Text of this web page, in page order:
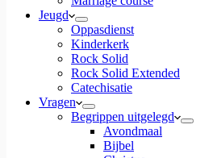
Jeugd
Oppasdienst
Kinderkerk
Rock Solid
Rock Solid Extended
Catechisatie
Vragen
Begrippen uitgelegd
Avondmaal
Bijbel